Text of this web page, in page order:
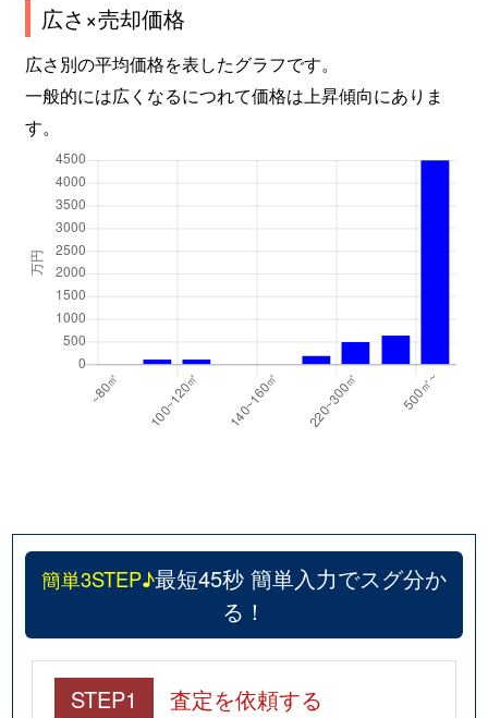
広さ×売却価格
広さ別の平均価格を表したグラフです。
一般的には広くなるにつれて価格は上昇傾向にありま
す。
簡単3STEP♪最短45秒 簡単入力でスグ分か
る！
STEP1 査定を依頼する